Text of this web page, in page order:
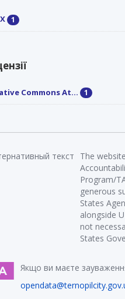
1
Commons At... 1
The
Program/
generous
States
alongside
not
States
Якщо ви маєте